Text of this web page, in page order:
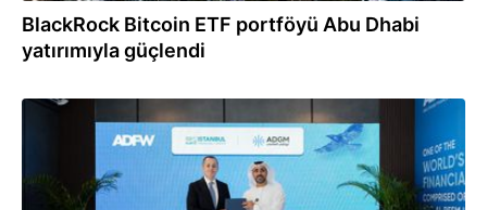
BlackRock Bitcoin ETF portföyü Abu Dhabi
yatırımıyla güçlendi
11.12.2024